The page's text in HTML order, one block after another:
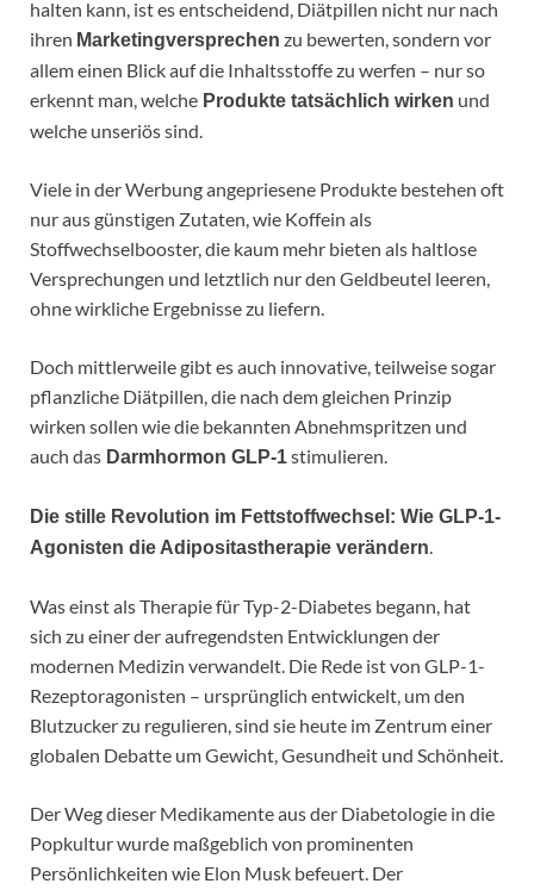
halten kann, ist es entscheidend, Diätpillen nicht nur nach
ihren Marketingversprechen zu bewerten, sondern vor
allem einen Blick auf die Inhaltsstoffe zu werfen – nur so
erkennt man, welche Produkte tatsächlich wirken und
welche unseriös sind.
Viele in der Werbung angepriesene Produkte bestehen oft
nur aus günstigen Zutaten, wie Koffein als
Stoffwechselbooster, die kaum mehr bieten als haltlose
Versprechungen und letztlich nur den Geldbeutel leeren,
ohne wirkliche Ergebnisse zu liefern.
Doch mittlerweile gibt es auch innovative, teilweise sogar
pflanzliche Diätpillen, die nach dem gleichen Prinzip
wirken sollen wie die bekannten Abnehmspritzen und
auch das Darmhormon GLP-1stimulieren.
Die stille Revolution im Fettstoffwechsel: Wie GLP-1-
Agonisten die Adipositastherapie verändern.
Was einst als Therapie für Typ-2-Diabetes begann, hat
sich zu einer der aufregendsten Entwicklungen der
modernen Medizin verwandelt. Die Rede ist von GLP-1-
Rezeptoragonisten – ursprünglich entwickelt, um den
Blutzucker zu regulieren, sind sie heute im Zentrum einer
globalen Debatte um Gewicht, Gesundheit und Schönheit.
Der Weg dieser Medikamente aus der Diabetologie in die
Popkultur wurde maßgeblich von prominenten
Persönlichkeiten wie Elon Musk befeuert. Der